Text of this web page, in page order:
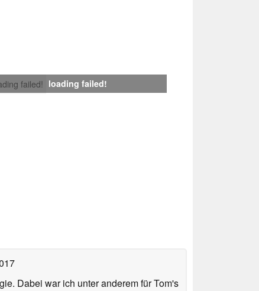
failed! loading failed!
Dabei war ich unter anderem für Tom's